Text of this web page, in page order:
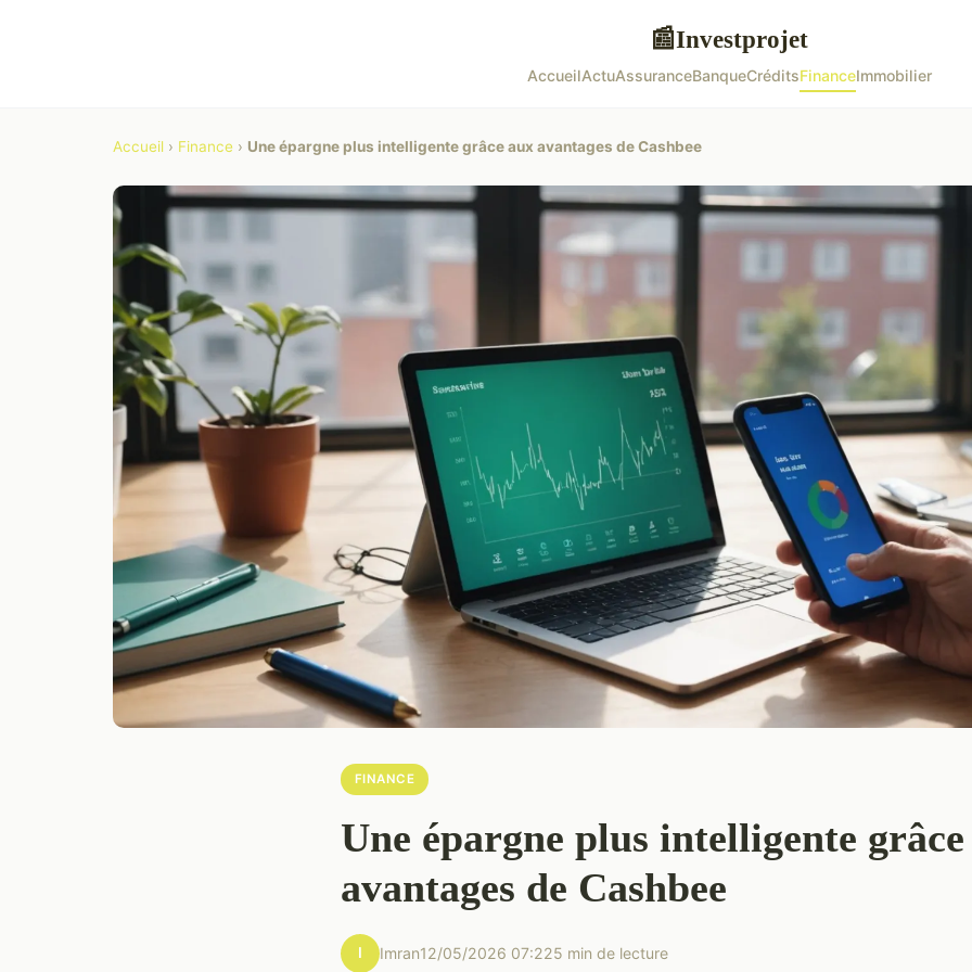
📰Investprojet
AccueilActuAssuranceBanqueCréditsFinanceImmobilier
Accueil › Finance › Une épargne plus intelligente grâce aux avantages de Cashbee
FINANCE
Une épargne plus intelligente
avantages de Cashbee
I Imran12/05/2026 07:225 min de lecture